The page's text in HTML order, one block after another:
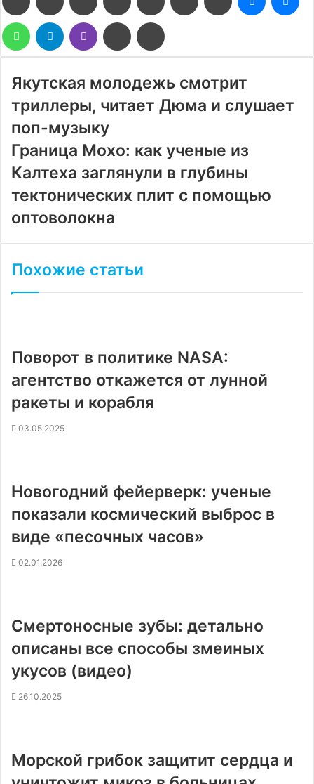
WhatsAppTelegram Viber
Поделиться
через
электронную
Якутская молодежь смотрит
триллеры, читает Дюма и слушает
поп-музыку
Граница Мохо: как ученые из
Калтеха заглянули в глубины
тектонических плит с помощью
оптоволокна
Похожие статьи
Поворот в политике NASA:
агентство откажется от лунной
ракеты и корабля
03.05.2025
Новогодний фейерверк: ученые
показали космический выброс в
виде «песочных часов»
02.01.2026
Смертоносные зубы: детально
описаны все способы змеиных
укусов (видео)
26.10.2025
Морской грибок защитит сердца и